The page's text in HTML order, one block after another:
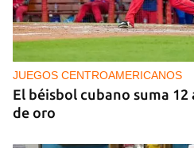
PODCAST
Cafecito informativo del
2026
JUEGOS CENTROAMERICANOS
El béisbol cubano suma
de oro